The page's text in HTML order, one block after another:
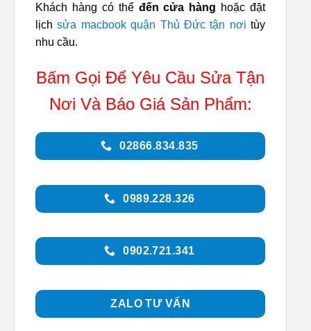
Khách hàng có thể đến cửa hàng hoặc đặt
lịchsửa macbook quận Thủ Đức tận nơi tùy
nhu cầu.
Bấm Gọi Để Yêu Cầu Sửa Tận
Nơi Và Báo Giá Sản Phẩm:
02866.834.835
0989.228.326
0902.721.341
ZALO TƯ VẤN